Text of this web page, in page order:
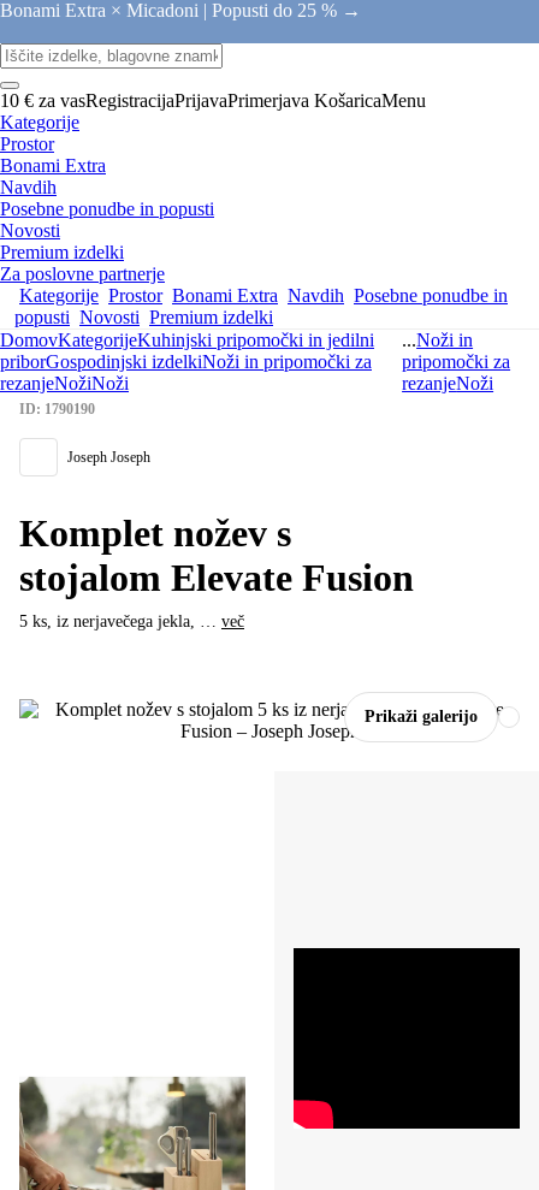
Bonami Extra × Micadoni | Popusti do 25 % →
10 € za vasRegistracijaPrijavaPrimerjava KošaricaMenu
Kategorije
Prostor
Bonami Extra
Navdih
Posebne ponudbe in popusti
Novosti
Premium izdelki
Za poslovne partnerje
Kategorije Prostor Bonami Extra Navdih Posebne ponudbe in
popusti Novosti Premium izdelki
DomovKategorijeKuhinjski pripomočki in jedilni
priborGospodinjski izdelkiNoži in pripomočki za
rezanjeNožiNoži
...Noži in
pripomočki za
rezanjeNoži
Prikaži galerijo
ID: 1790190
Joseph Joseph
Komplet nožev s
stojalom Elevate Fusion
5 ks, iz nerjavečega jekla, … več